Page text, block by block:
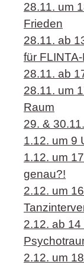
28.11. um
Frieden
28.11. ab
für
28.11. ab
28.11. um
Raum
29. &
1.12. um 9
1.12. um
genau?!
2.12. um
2.12. ab
2.12. um